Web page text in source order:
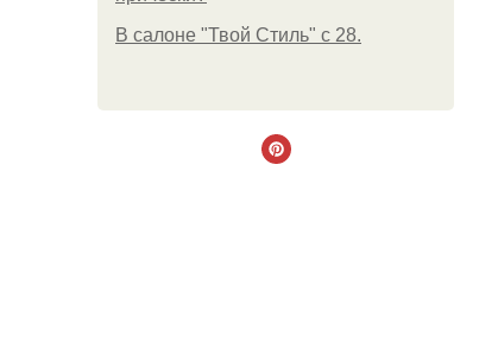
В салоне "Твой Стиль" с 28.